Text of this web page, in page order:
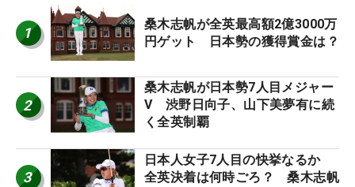
1
桑木志帆が全英最高額2億3000万
円ゲット 日本勢の獲得賞金は？
2
桑木志帆が日本勢7人目メジャー
V 渋野日向子、山下美夢有に続
く全英制覇
3
日本人女子7人目の快挙なるか
全英決着は何時ごろ？ 桑木志帆